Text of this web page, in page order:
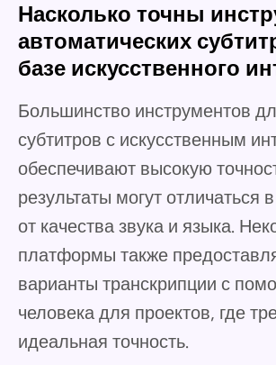
Насколько точны
автоматических
базе искусственного
Большинство инструментов
субтитров с искусственным
обеспечивают высокую
результаты могут отличаться
от качества звука и языка.
платформы также
варианты транскрипции с
человека для проектов, где
идеальная точность.